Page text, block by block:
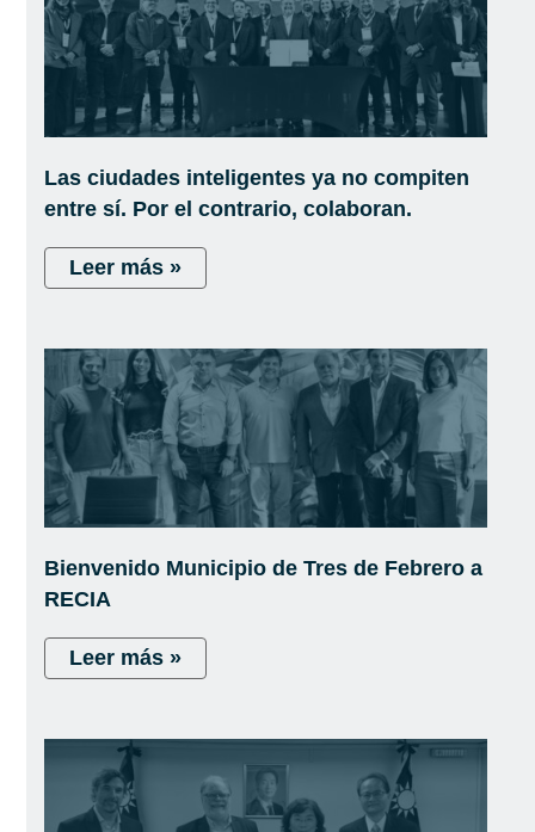
Las ciudades inteligentes ya no compiten
entre sí. Por el contrario, colaboran.
Leer más »
Bienvenido Municipio de Tres de Febrero a
RECIA
Leer más »